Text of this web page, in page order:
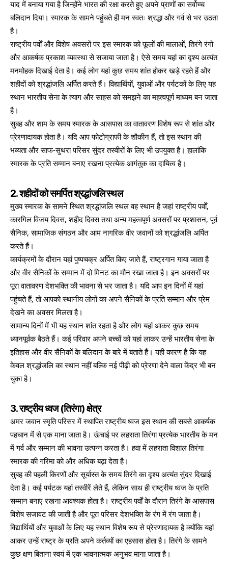
याद में बनाया गया है जिन्होंने भारत की रक्षा करते हुए अपने प्राणों का सर्वोच्च
बलिदान दिया। स्मारक के सामने पहुंचते ही मन स्वतः श्रद्धा और गर्व से भर उठता
है।
राष्ट्रीय पर्वों और विशेष अवसरों पर इस स्मारक को फूलों की मालाओं, तिरंगे रंगों
और आकर्षक प्रकाश व्यवस्था से सजाया जाता है। ऐसे समय यहां का दृश्य अत्यंत
मनमोहक दिखाई देता है। कई लोग यहां कुछ समय शांत होकर खड़े रहते हैं और
शहीदों को श्रद्धांजलि अर्पित करते हैं। विद्यार्थियों, युवाओं और पर्यटकों के लिए यह
स्थान भारतीय सेना के त्याग और साहस को समझने का महत्वपूर्ण माध्यम बन जाता
है।
सुबह और शाम के समय स्मारक के आसपास का वातावरण विशेष रूप से शांत और
प्रेरणादायक होता है। यदि आप फोटोग्राफी के शौकीन हैं, तो इस स्थान की
भव्यता और साफ-सुथरा परिसर सुंदर तस्वीरों के लिए भी उपयुक्त है। हालांकि
स्मारक के प्रति सम्मान बनाए रखना प्रत्येक आगंतुक का दायित्व है।
2. शहीदों को समर्पित श्रद्धांजलि स्थल
मुख्य स्मारक के सामने स्थित श्रद्धांजलि स्थल वह स्थान है जहां राष्ट्रीय पर्वों,
कारगिल विजय दिवस, शहीद दिवस तथा अन्य महत्वपूर्ण अवसरों पर प्रशासन, पूर्व
सैनिक, सामाजिक संगठन और आम नागरिक वीर जवानों को श्रद्धांजलि अर्पित
करते हैं।
कार्यक्रमों के दौरान यहां पुष्पचक्र अर्पित किए जाते हैं, राष्ट्रगान गाया जाता है
और वीर सैनिकों के सम्मान में दो मिनट का मौन रखा जाता है। इन अवसरों पर
पूरा वातावरण देशभक्ति की भावना से भर जाता है। यदि आप इन दिनों में यहां
पहुंचते हैं, तो आपको स्थानीय लोगों का अपने सैनिकों के प्रति सम्मान और प्रेम
देखने का अवसर मिलता है।
सामान्य दिनों में भी यह स्थान शांत रहता है और लोग यहां आकर कुछ समय
ध्यानपूर्वक बैठते हैं। कई परिवार अपने बच्चों को यहां लाकर उन्हें भारतीय सेना के
इतिहास और वीर सैनिकों के बलिदान के बारे में बताते हैं। यही कारण है कि यह
केवल श्रद्धांजलि का स्थान नहीं बल्कि नई पीढ़ी को प्रेरणा देने वाला केंद्र भी बन
चुका है।
3. राष्ट्रीय ध्वज (तिरंगा) क्षेत्र
अमर जवान स्मृति परिसर में स्थापित राष्ट्रीय ध्वज इस स्थान की सबसे आकर्षक
पहचान में से एक माना जाता है। ऊंचाई पर लहराता तिरंगा प्रत्येक भारतीय के मन
में गर्व और सम्मान की भावना उत्पन्न करता है। हवा में लहराता विशाल तिरंगा
स्मारक की गरिमा को और अधिक बढ़ा देता है।
सुबह की पहली किरणों और सूर्यास्त के समय तिरंगे का दृश्य अत्यंत सुंदर दिखाई
देता है। कई पर्यटक यहां तस्वीरें लेते हैं, लेकिन साथ ही राष्ट्रीय ध्वज के प्रति
सम्मान बनाए रखना आवश्यक होता है। राष्ट्रीय पर्वों के दौरान तिरंगे के आसपास
विशेष सजावट की जाती है और पूरा परिसर देशभक्ति के रंग में रंग जाता है।
विद्यार्थियों और युवाओं के लिए यह स्थान विशेष रूप से प्रेरणादायक है क्योंकि यहां
आकर उन्हें राष्ट्र के प्रति अपने कर्तव्यों का एहसास होता है। तिरंगे के सामने
कुछ क्षण बिताना स्वयं में एक भावनात्मक अनुभव माना जाता है।